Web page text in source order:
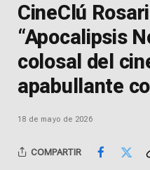
CineClú
“Apocalipsis
colosal del
apabullante
18 de mayo de 2026
COMPARTIR